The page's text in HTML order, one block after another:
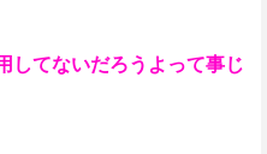
してないだろうよって事じ